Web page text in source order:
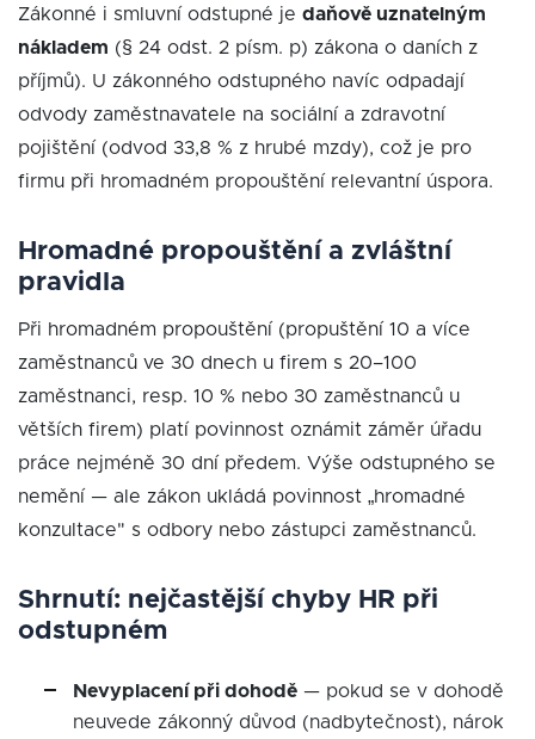
Zákonné i smluvní odstupné je daňově uznatelným
nákladem (§ 24 odst. 2 písm. p) zákona o daních z
příjmů). U zákonného odstupného navíc odpadají
odvody zaměstnavatele na sociální a zdravotní
pojištění (odvod 33,8 % z hrubé mzdy), což je pro
firmu při hromadném propouštění relevantní úspora.
Hromadné propouštění a zvláštní
pravidla
Při hromadném propouštění (propuštění 10 a více
zaměstnanců ve 30 dnech u firem s 20–100
zaměstnanci, resp. 10 % nebo 30 zaměstnanců u
větších firem) platí povinnost oznámit záměr úřadu
práce nejméně 30 dní předem. Výše odstupného se
nemění — ale zákon ukládá povinnost „hromadné
konzultace" s odbory nebo zástupci zaměstnanců.
Shrnutí: nejčastější chyby HR při
odstupném
Nevyplacení při dohodě — pokud se v dohodě
neuvede zákonný důvod (nadbytečnost), nárok